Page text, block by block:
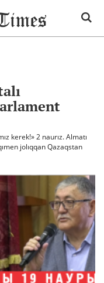
kerek!» 2 naurız. Almatı
jolıqqan Qazaqstan